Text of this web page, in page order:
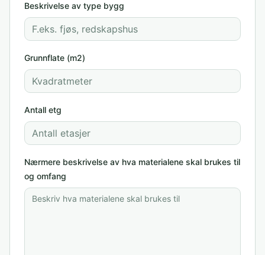
Beskrivelse av type bygg
Grunnflate (m2)
Antall etg
Nærmere beskrivelse av hva materialene skal brukes til
og omfang